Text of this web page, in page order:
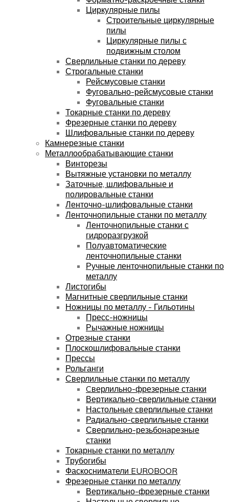
Циркулярные пилы
Строительные циркулярные
пилы
Циркулярные пилы с
подвижным столом
Сверлильные станки по дереву
Строгальные станки
Рейсмусовые станки
Фуговально-рейсмусовые станки
Фуговальные станки
Токарные станки по дереву
Фрезерные станки по дереву
Шлифовальные станки по дереву
Камнерезные станки
Металлообрабатывающие станки
Винторезы
Вытяжные установки по металлу
Заточные, шлифовальные и
полировальные станки
Ленточно-шлифовальные станки
Ленточнопильные станки по металлу
Ленточнопильные станки с
гидроразгрузкой
Полуавтоматические
ленточнопильные станки
Ручные ленточнопильные станки по
металлу
Листогибы
Магнитные сверлильные станки
Ножницы по металлу - Гильотины
Пресс-ножницы
Рычажные ножницы
Отрезные станки
Плоскошлифовальные станки
Прессы
Рольганги
Сверлильные станки по металлу
Cверлильно-фрезерные станки
Вертикально-сверлильные станки
Настольные сверлильные станки
Радиально-сверлильные станки
Сверлильно-резьбонарезные
станки
Токарные станки по металлу
Трубогибы
Фаскосниматели EUROBOOR
Фрезерные станки по металлу
Вертикально-фрезерные станки